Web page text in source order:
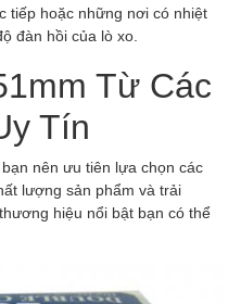
tiếp hoặc những nơi có nhiệt
đàn hồi của lò xo.
Từ Các
Tín
, bạn nên ưu tiên lựa chọn các
lượng sản phẩm và trải
hiệu nổi bật bạn có thể